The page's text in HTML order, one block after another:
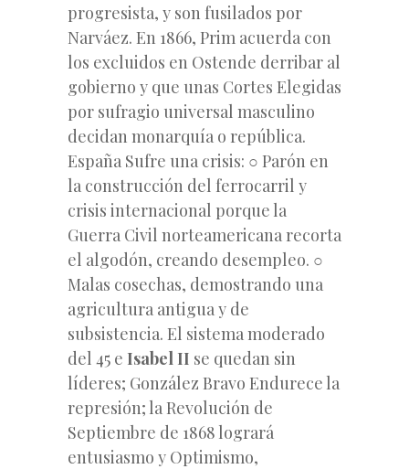
progresista, y son fusilados por
Narváez. En 1866, Prim acuerda con
los excluidos en Ostende derribar al
gobierno y que unas Cortes Elegidas
por sufragio universal masculino
decidan monarquía o república.
España Sufre una crisis: ○ Parón en
la construcción del ferrocarril y
crisis internacional porque la
Guerra Civil norteamericana recorta
el algodón, creando desempleo. ○
Malas cosechas, demostrando una
agricultura antigua y de
subsistencia. El sistema moderado
del 45 e Isabel II se quedan sin
líderes; González Bravo Endurece la
represión; la Revolución de
Septiembre de 1868 logrará
entusiasmo y Optimismo,